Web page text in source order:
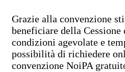
Grazie alla convenzione
beneficiare della Cessione
condizioni agevolate e
possibilità di richiedere
convenzione NoiPA